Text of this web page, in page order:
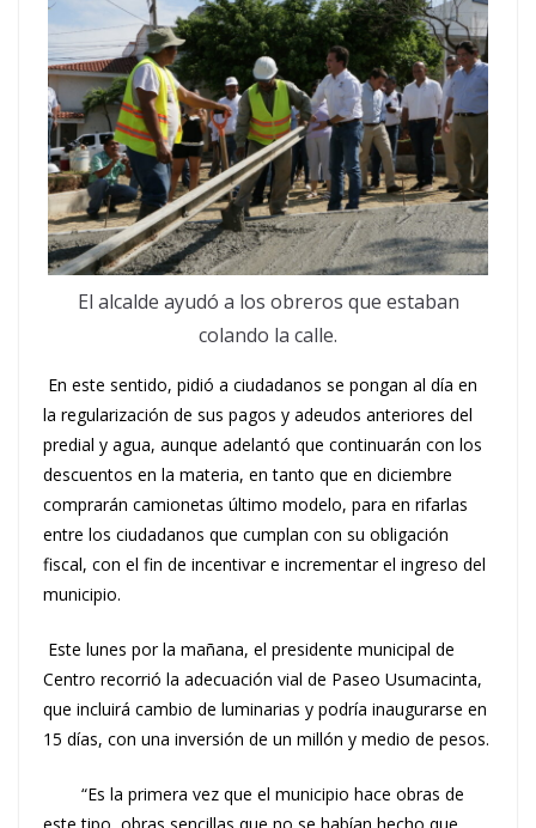
El alcalde ayudó a los obreros que estaban
colando la calle.
En este sentido, pidió a ciudadanos se pongan al día en
la regularización de sus pagos y adeudos anteriores del
predial y agua, aunque adelantó que continuarán con los
descuentos en la materia, en tanto que en diciembre
comprarán camionetas último modelo, para en rifarlas
entre los ciudadanos que cumplan con su obligación
fiscal, con el fin de incentivar e incrementar el ingreso del
municipio.
Este lunes por la mañana, el presidente municipal de
Centro recorrió la adecuación vial de Paseo Usumacinta,
que incluirá cambio de luminarias y podría inaugurarse en
15 días, con una inversión de un millón y medio de pesos.
“Es la primera vez que el municipio hace obras de